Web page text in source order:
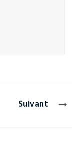
Suivant